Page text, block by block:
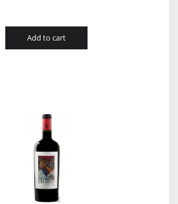
Add to cart